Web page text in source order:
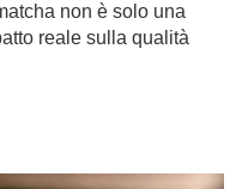
non è solo una
reale sulla qualità